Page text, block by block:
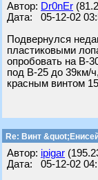
Автор: Dr0nEr
Дата: 05-12-02
Подвернулся
пластиковыми
опробовать на В-
под В-25 до 39км/
красным винтом
Re: Винт
Автор: ipigar
Дата: 05-12-02